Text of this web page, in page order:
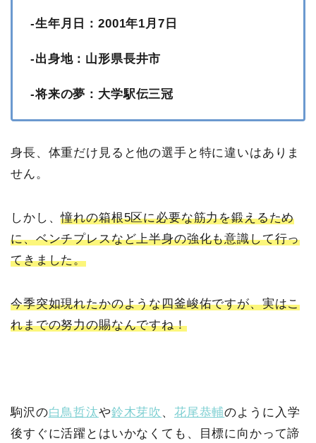
-生年月日：2001年1月7日
-出身地：山形県長井市
-将来の夢：大学駅伝三冠
身長、体重だけ見ると他の選手と特に違いはありま
せん。
しかし、憧れの箱根5区に必要な筋力を鍛えるため
に、ベンチプレスなど上半身の強化も意識して行っ
てきました。
今季突如現れたかのような四釜峻佑ですが、実はこ
れまでの努力の賜なんですね！
駒沢の白鳥哲汰や鈴木芽吹 、 花尾恭輔のように入学
後すぐに活躍とはいかなくても、目標に向かって諦